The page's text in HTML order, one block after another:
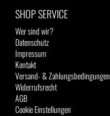
SHOP SERVICE
Wer sind wir?
Datenschutz
Impressum
Kontakt
Versand- & Zahlungsbedingungen
Widerrufsrecht
AGB
Cookie Einstellungen